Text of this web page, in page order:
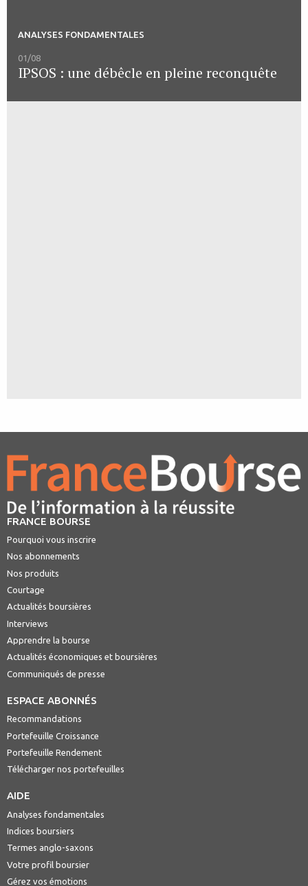
ANALYSES FONDAMENTALES
01/08
IPSOS : une débêcle en pleine reconquête
FRANCE BOURSE
Pourquoi vous inscrire
Nos abonnements
Nos produits
Courtage
Actualités boursières
Interviews
Apprendre la bourse
Actualités économiques et boursières
Communiqués de presse
ESPACE ABONNÉS
Recommandations
Portefeuille Croissance
Portefeuille Rendement
Télécharger nos portefeuilles
AIDE
Analyses fondamentales
Indices boursiers
Termes anglo-saxons
Votre profil boursier
Gérez vos émotions